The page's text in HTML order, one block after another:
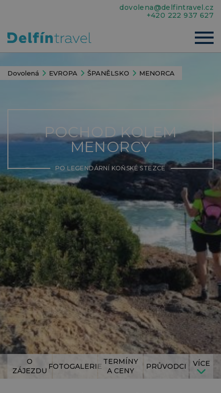
dovolena@delfintravel.cz
+420 222 937 627
Dovolená EVROPA ŠPANĚLSKO MENORCA
POCHOD KOLEM
MENORCY
PO LEGENDÁRNÍ KOŇSKÉ STEZCE
O
ZÁJEZDU
FOTOGALERIE
TERMÍNY
A CENY
PRŮVODCI VÍCE